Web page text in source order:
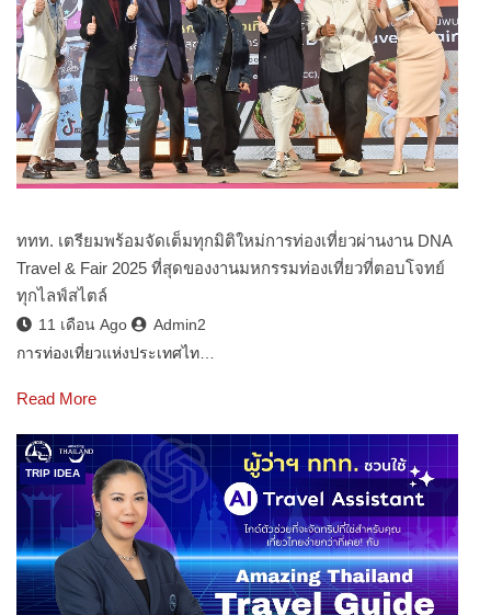
ททท. เตรียมพร้อมจัดเต็มทุกมิติใหม่การท่องเที่ยวผ่านงาน DNA
Travel & Fair 2025 ที่สุดของงานมหกรรมท่องเที่ยวที่ตอบโจทย์
ทุกไลฟ์สไตล์
11 เดือน Ago
Admin2
การท่องเที่ยวแห่งประเทศไท…
Read More
TRIP IDEA